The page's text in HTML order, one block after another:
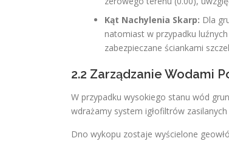
Kąt Nachylenia Skarp: Dla
natomiast w przypadku
zabezpieczane ściankami
2.2 Zarządzanie Wodami
W przypadku wysokiego stanu wód
wdrażamy system igłofiltrów
Dno wykopu zostaje wyścielone